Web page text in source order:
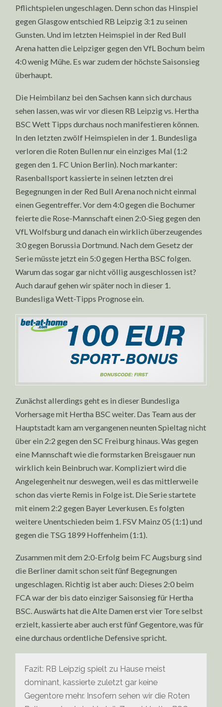
Pflichtspielen ungeschlagen. Denn schon das Hinspiel
gegen Glasgow entschied RB Leipzig 3:1 zu seinen
Gunsten. Und im letzten Heimspiel in der Red Bull
Arena hatten die Leipziger gegen den VfL Bochum beim
4:0 wenig Mühe. Es war zudem der höchste Saisonsieg
überhaupt.
Die Heimbilanz bei den Sachsen kann sich durchaus
sehen lassen, was wir vor diesen RB Leipzig vs. Hertha
BSC Wett Tipps durchaus noch manifestieren können.
In den letzten zwölf Heimspielen in der 1. Bundesliga
verloren die Roten Bullen nur ein einziges Mal (1:2
gegen den 1. FC Union Berlin). Noch markanter:
Rasenballsport kassierte in seinen letzten drei
Begegnungen in der Red Bull Arena noch nicht einmal
einen Gegentreffer. Vor dem 4:0 gegen die Bochumer
feierte die Rose-Mannschaft einen 2:0-Sieg gegen den
VfL Wolfsburg und danach ein wirklich überzeugendes
3:0 gegen Borussia Dortmund. Nach dem Gesetz der
Serie müsste jetzt ein 5:0 gegen Hertha BSC folgen.
Warum das sogar gar nicht völlig ausgeschlossen ist?
Auch darauf gehen wir später noch in dieser 1.
Bundesliga Wett-Tipps Prognose ein.
Zunächst allerdings geht es in dieser Bundesliga
Vorhersage mit Hertha BSC weiter. Das Team aus der
Hauptstadt kam am vergangenen neunten Spieltag nicht
über ein 2:2 gegen den SC Freiburg hinaus. Was gegen
eine Mannschaft wie die formstarken Breisgauer nun
wirklich kein Beinbruch war. Kompliziert wird die
Angelegenheit nur deswegen, weil es das mittlerweile
schon das vierte Remis in Folge ist. Die Serie startete
mit einem 2:2 gegen Bayer Leverkusen. Es folgten
weitere Unentschieden beim 1. FSV Mainz 05 (1:1) und
gegen die TSG 1899 Hoffenheim (1:1).
Zusammen mit dem 2:0-Erfolg beim FC Augsburg sind
die Berliner damit schon seit fünf Begegnungen
ungeschlagen. Richtig ist aber auch: Dieses 2:0 beim
FCA war der bis dato einziger Saisonsieg für Hertha
BSC. Auswärts hat die Alte Damen erst vier Tore selbst
erzielt, kassierte aber auch erst fünf Gegentore, was für
eine durchaus ordentliche Defensive spricht.
Fazit: RB Leipzig spielt zu Hause meist
dominant, kassierte zuletzt gar keine
Gegentore mehr. Insofern sehen wir die Roten